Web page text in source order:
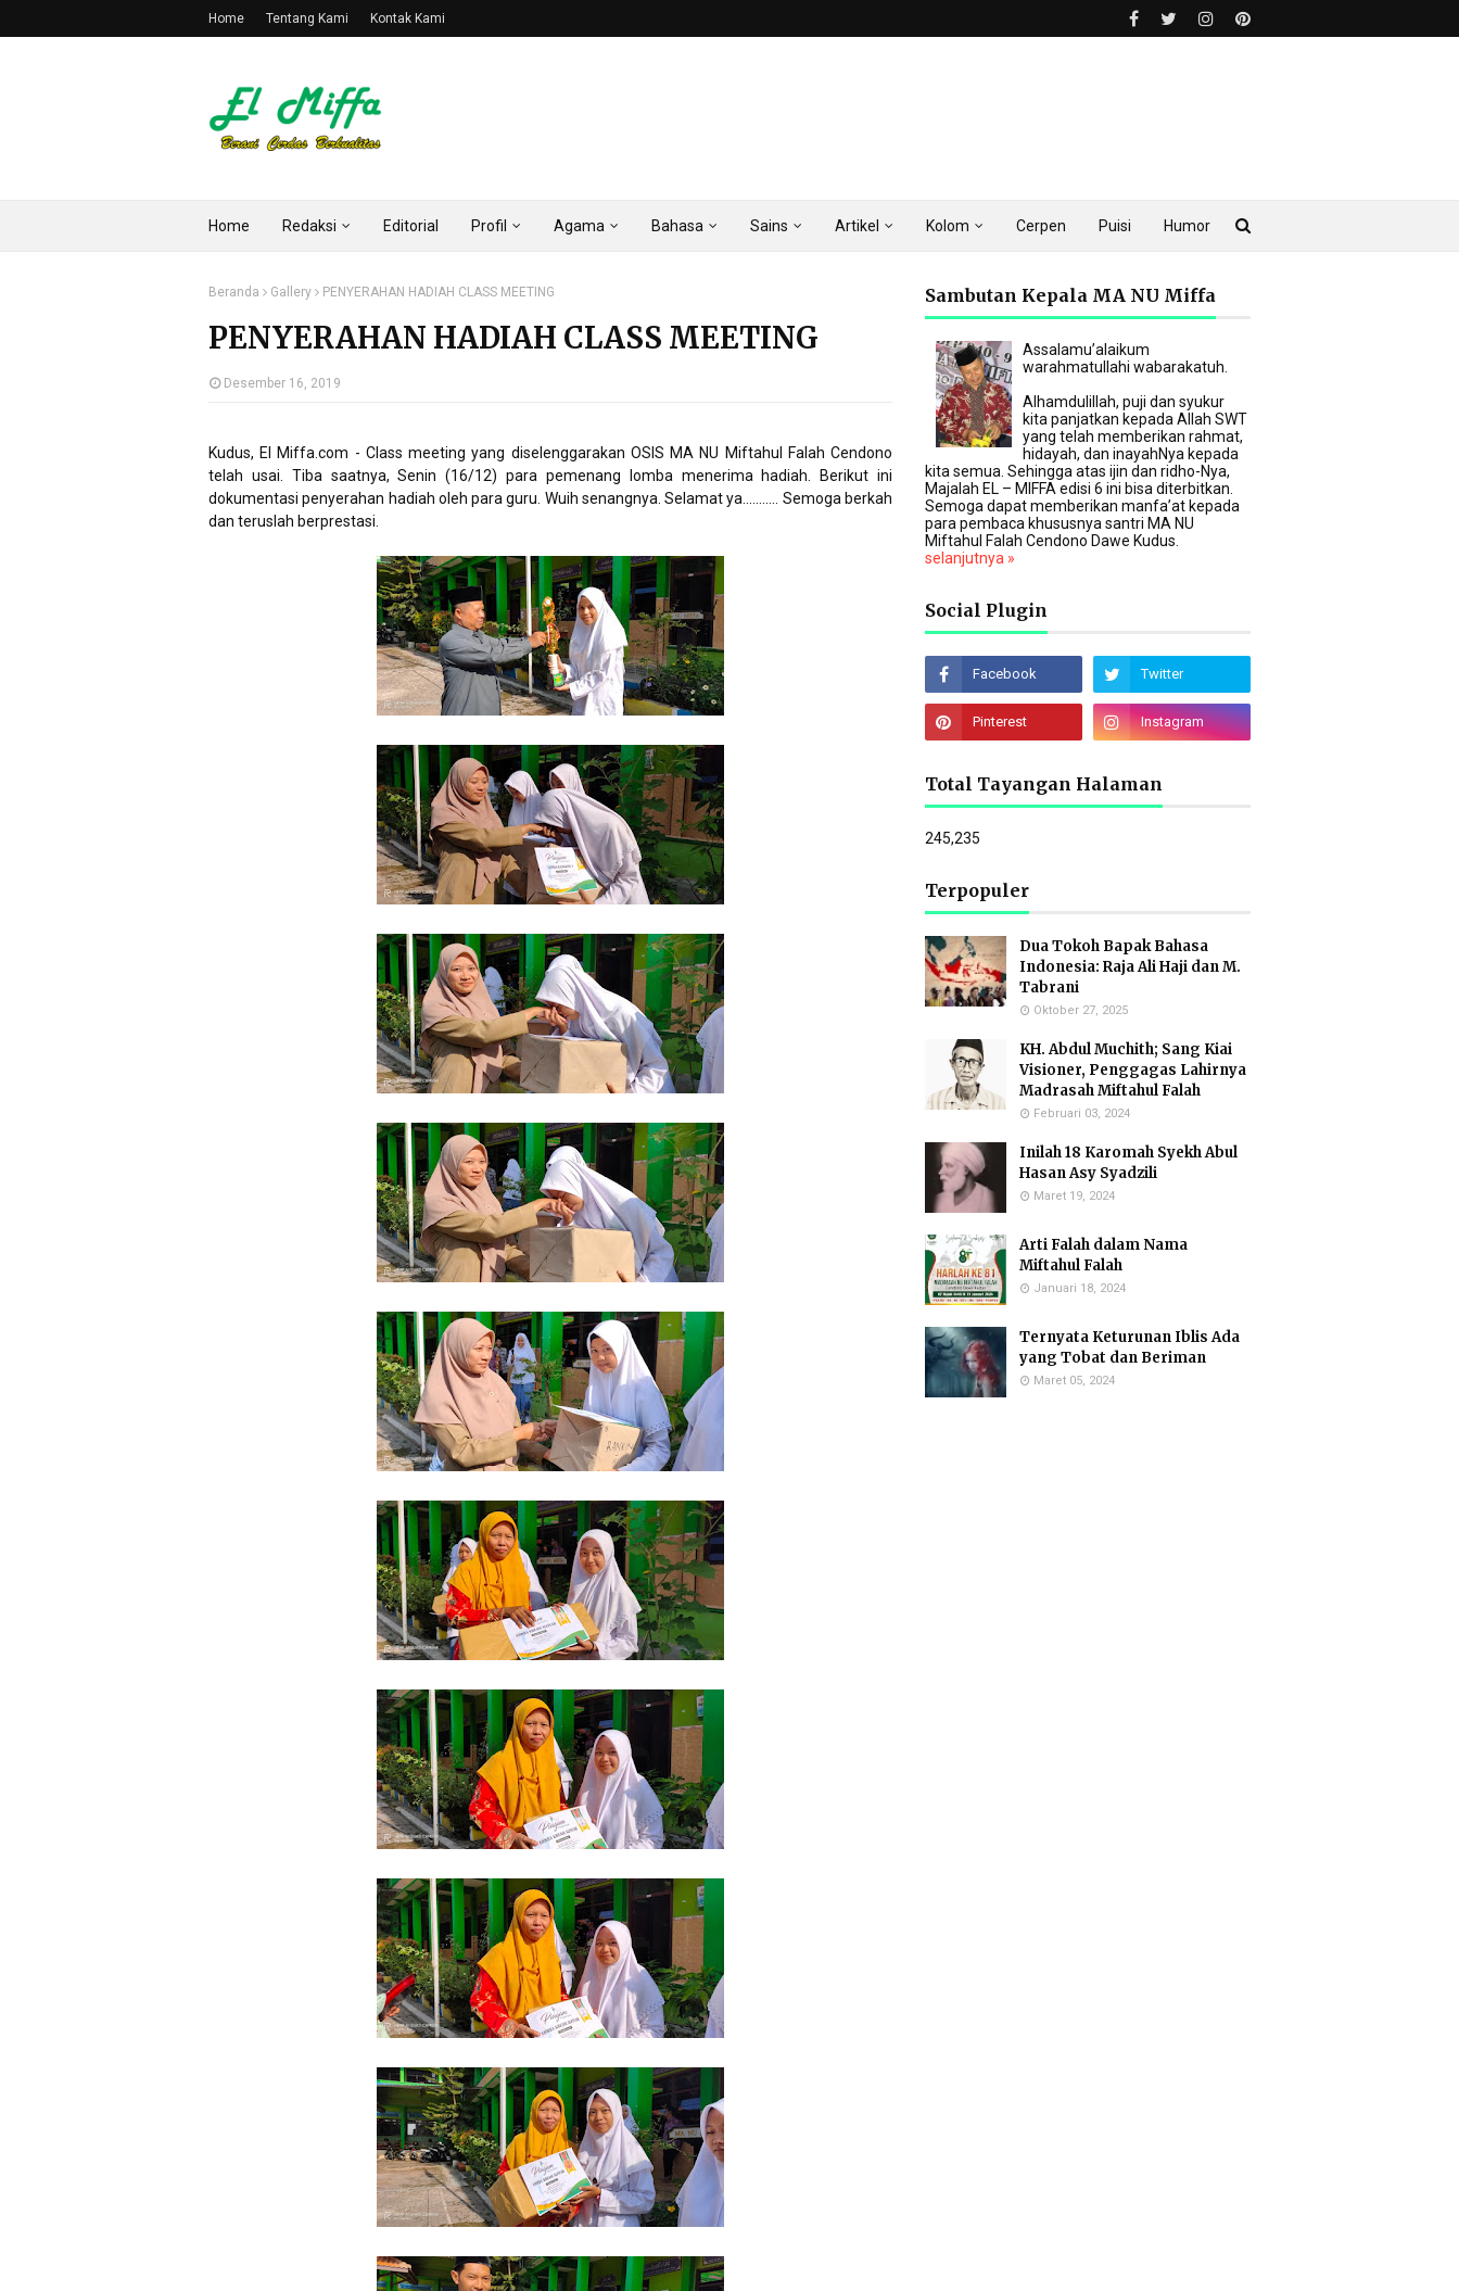
Home Tentang Kami Kontak Kami
Home Redaksi Editorial Profil Agama Bahasa Sains Artikel Kolom Cerpen Puisi Humor
Beranda Gallery PENYERAHAN HADIAH CLASS MEETING
PENYERAHAN HADIAH CLASS MEETING
Desember 16, 2019
Kudus, El Miffa.com - Class meeting yang diselenggarakan OSIS MA NU Miftahul Falah Cendono
telah usai. Tiba saatnya, Senin (16/12) para pemenang lomba menerima hadiah. Berikut ini
dokumentasi penyerahan hadiah oleh para guru. Wuih senangnya. Selamat ya........... Semoga berkah
dan teruslah berprestasi.
Sambutan Kepala MA NU Miffa
Assalamu’alaikum
warahmatullahi wabarakatuh.
Alhamdulillah, puji dan syukur
kita panjatkan kepada Allah SWT
yang telah memberikan rahmat,
hidayah, dan inayahNya kepada
kita semua. Sehingga atas ijin dan ridho-Nya,
Majalah EL – MIFFA edisi 6 ini bisa diterbitkan.
Semoga dapat memberikan manfa’at kepada
para pembaca khususnya santri MA NU
Miftahul Falah Cendono Dawe Kudus.
selanjutnya »
Social Plugin
Total Tayangan Halaman
245,235
Terpopuler
Dua Tokoh Bapak Bahasa
Indonesia: Raja Ali Haji dan M.
Tabrani
Oktober 27, 2025
KH. Abdul Muchith; Sang Kiai
Visioner, Penggagas Lahirnya
Madrasah Miftahul Falah
Februari 03, 2024
Inilah 18 Karomah Syekh Abul
Hasan Asy Syadzili
Maret 19, 2024
Arti Falah dalam Nama
Miftahul Falah
Januari 18, 2024
Ternyata Keturunan Iblis Ada
yang Tobat dan Beriman
Maret 05, 2024